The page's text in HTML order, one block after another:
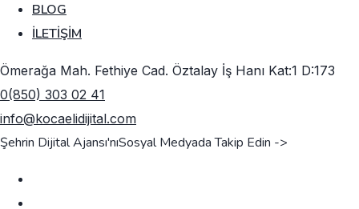
BLOG
İLETIŞIM
Ömerağa Mah. Fethiye Cad. Öztalay İş Hanı Kat:1 D:173
0(850) 303 02 41
info@kocaelidijital.com
Şehrin Dijital Ajansı'nıSosyal Medyada Takip Edin ->